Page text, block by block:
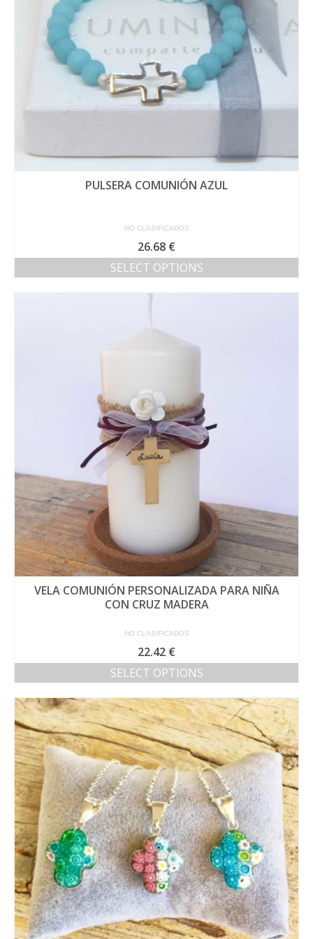
PULSERA COMUNIÓN AZUL
NO CLASIFICADOS
26.68 €
SELECT OPTIONS
VELA COMUNIÓN PERSONALIZADA PARA NIÑA
CON CRUZ MADERA
NO CLASIFICADOS
22.42 €
SELECT OPTIONS